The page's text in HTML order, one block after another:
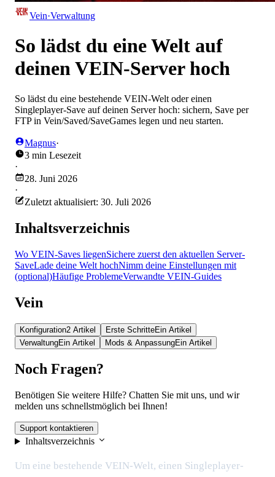
Vein·Verwaltung
So lädst du eine Welt auf
deinen VEIN-Server hoch
So lädst du eine bestehende VEIN-Welt oder einen
Singleplayer-Save auf deinen Server hoch: sichern, Save per
FTP in Vein/Saved/SaveGames legen und neu starten.
Magnus·
3 min Lesezeit
·
28. Juni 2026
·
Zuletzt aktualisiert: 30. Juli 2026
Inhaltsverzeichnis
Wo VEIN-Saves liegenSichere zuerst den aktuellen Server-
SaveLade deine Welt hochNimm deine Einstellungen mit
(optional)Häufige ProblemeVerwandte VEIN-Guides
Vein
Konfiguration2 Artikel Erste SchritteEin Artikel
VerwaltungEin Artikel Mods & AnpassungEin Artikel
Noch Fragen?
Benötigen Sie weitere Hilfe? Chatten Sie mit uns, und wir
melden uns schnellstmöglich bei Ihnen!
Support kontaktieren
Inhaltsverzeichnis
Um eine bestehende VEIN-Welt, einen Singleplayer-